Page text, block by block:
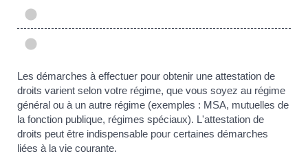
Les démarches à effectuer pour obtenir une attestation de
droits varient selon votre régime, que vous soyez au régime
général ou à un autre régime (exemples : MSA, mutuelles de
la fonction publique, régimes spéciaux). L'attestation de
droits peut être indispensable pour certaines démarches
liées à la vie courante.